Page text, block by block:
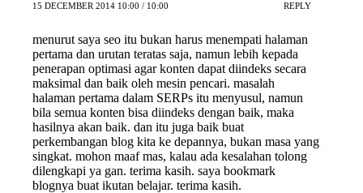
15 DECEMBER 2014 10:00 / 10:00 REPLY
menurut saya seo itu bukan harus menempati halaman
pertama dan urutan teratas saja, namun lebih kepada
penerapan optimasi agar konten dapat diindeks secara
maksimal dan baik oleh mesin pencari. masalah
halaman pertama dalam SERPs itu menyusul, namun
bila semua konten bisa diindeks dengan baik, maka
hasilnya akan baik. dan itu juga baik buat
perkembangan blog kita ke depannya, bukan masa yang
singkat. mohon maaf mas, kalau ada kesalahan tolong
dilengkapi ya gan. terima kasih. saya bookmark
blognya buat ikutan belajar. terima kasih.